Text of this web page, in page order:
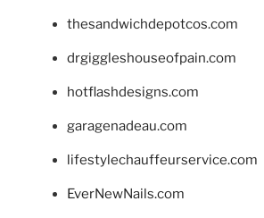
thesandwichdepotcos.com
drgiggleshouseofpain.com
hotflashdesigns.com
garagenadeau.com
lifestylechauffeurservice.com
EverNewNails.com